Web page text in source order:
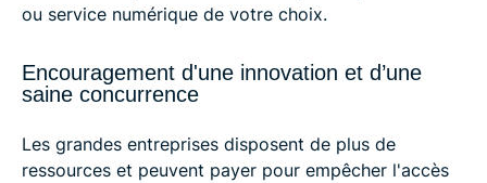
ou service numérique de votre choix.
Encouragement d'une innovation et d’une
saine concurrence
Les grandes entreprises disposent de plus de
ressources et peuvent payer pour empêcher l'accès